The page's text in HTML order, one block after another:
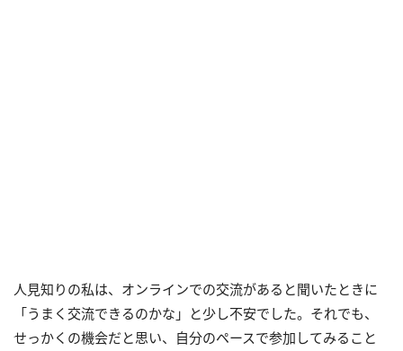
人見知りの私は、オンラインでの交流があると聞いたときに
「うまく交流できるのかな」と少し不安でした。それでも、
せっかくの機会だと思い、自分のペースで参加してみること